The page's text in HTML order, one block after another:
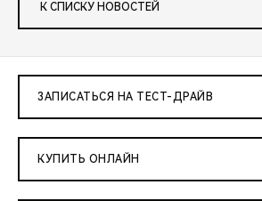
К СПИСКУ НОВОСТЕЙ
ЗАПИСАТЬСЯ НА ТЕСТ-ДРАЙВ
КУПИТЬ ОНЛАЙН